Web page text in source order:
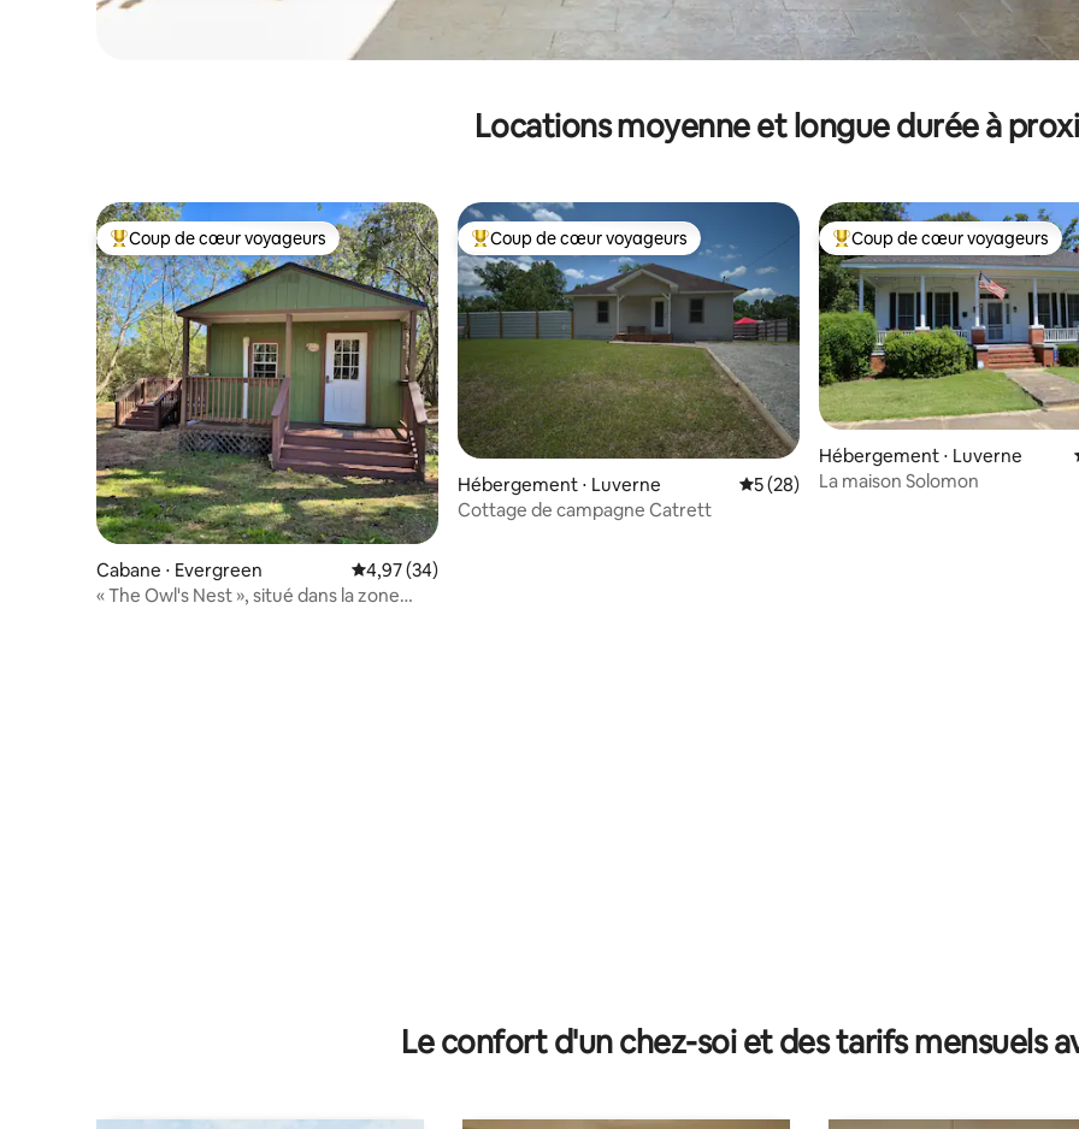
Locations moyenne et longue durée à
Coups de cœur voyageurs les plus appréciés
Coup de cœur voyageurs
Cabane ⋅ Evergreen Évaluation moyenne sur la base de 34 commentaires : 4,97 sur 5
4,97 (34)
« The Owl's Nest », situé dans la zone
Coups de cœur voyageurs les plus appréciés
Coup de cœur voyageurs
Hébergement ⋅ Luverne Évaluation moyenne sur la base de 28
5 (28)
Cottage de campagne Catrett
Coups de cœur voyageurs les
Coup de cœur voyageurs
Hébergement ⋅ Luverne
La maison Solomon
Le confort d'un chez-soi et des tarifs mensuels